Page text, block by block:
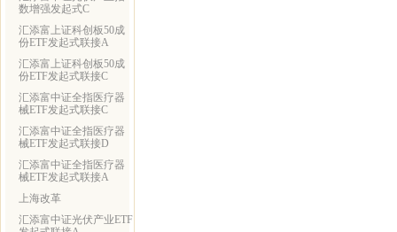
数增强发起式C
汇添富上证科创板50成
份ETF发起式联接A
汇添富上证科创板50成
份ETF发起式联接C
汇添富中证全指医疗器
械ETF发起式联接C
汇添富中证全指医疗器
械ETF发起式联接D
汇添富中证全指医疗器
械ETF发起式联接A
上海改革
汇添富中证光伏产业ETF